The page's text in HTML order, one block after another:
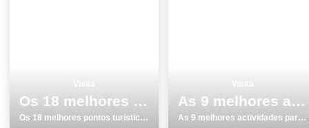
Os 18 melhores pontos turisticos para conhecer e visitar em Albufeira
Os 18 melhores pontos turisticos para conhecer e visitar em Albufeira
As 9 melhores actividades para fazer e visitar em Faro
As 9 melhores actividades para fazer e visitar em Faro